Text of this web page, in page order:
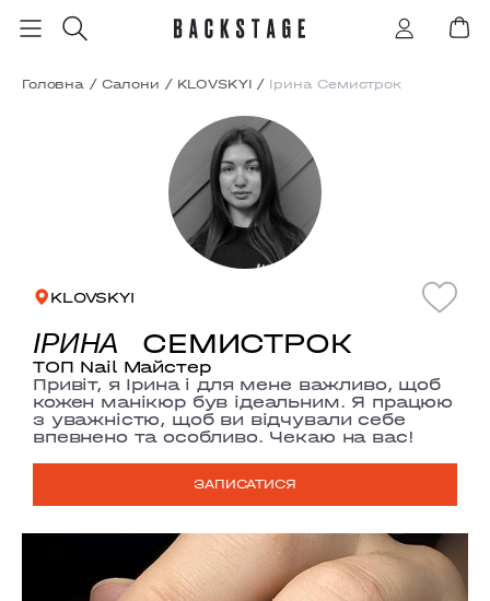
Головна / Салони / KLOVSKYI / Ірина Семистрок
KLOVSKYI
ІРИНА СЕМИСТРОК
ТОП Nail Майстер
Привіт, я Ірина і для мене важливо, щоб
кожен манікюр був ідеальним. Я працюю
з уважністю, щоб ви відчували себе
впевнено та особливо. Чекаю на вас!
ЗАПИСАТИСЯ